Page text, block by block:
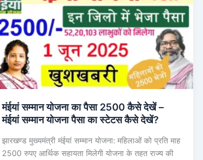
मंईयां सम्मान योजना का पैसा 2500 कैसे देखें –
मंईयां सम्मान योजना पैसा का स्टेटस कैसे देखें?
झारखण्ड मुख्यमंत्री मंईयां सम्मान योजना: महिलाओं को प्रति माह
2500 रुपए आर्थिक सहायता मिलेगी योजना के तहत राज्य की